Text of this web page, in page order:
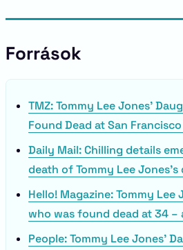
Források
TMZ: Tommy Lee Jones’
Found Dead at San
Daily Mail: Chilling details
death of Tommy Lee
Hello! Magazine: Tommy Lee
who was found dead at 34 –
People: Tommy Lee Jones’